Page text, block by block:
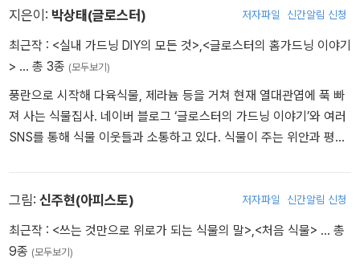
태봉 만드는 법 | 비료 잘 쓰는 법을 알아보자 | 피할 수 없는 해충, 철
저하게게 방제하자
지은이: 박상태(글로스터) 저자파일 신간알림 신청
최근작 : <실내 가드닝 DIY의 모든 것> <글로스터의 홈가드닝 이야기
> … 총 3종 (모두보기)
풍란으로 시작해 다육식물, 제라늄 등을 거쳐 현재 열대관엽에 푹 빠
져 사는 식물집사. 네이버 블로그 ‘글로스터의 가드닝 이야기’와 여러
SNS를 통해 식물 이웃들과 소통하고 있다. 식물이 주는 위안과 평화
업하고, 고려대학교에서 경영학 석사학위와 박사학위 취득했다. 현재
가드닝 이야기》가 있다. 네이버 블로그 @brio76 인스타그램 @glos
ter_0505
그림: 신주현(아피스토) 저자파일 신간알림 신청
최근작 : <쓰는 것만으로 위로가 되는 식물의 말> <처음 식물> … 총
9종 (모두보기)